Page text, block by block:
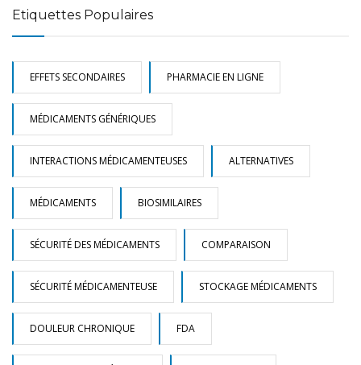
Etiquettes Populaires
EFFETS SECONDAIRES PHARMACIE EN LIGNE
MÉDICAMENTS GÉNÉRIQUES
INTERACTIONS MÉDICAMENTEUSES ALTERNATIVES
MÉDICAMENTS BIOSIMILAIRES
SÉCURITÉ DES MÉDICAMENTS COMPARAISON
SÉCURITÉ MÉDICAMENTEUSE STOCKAGE MÉDICAMENTS
DOULEUR CHRONIQUE FDA